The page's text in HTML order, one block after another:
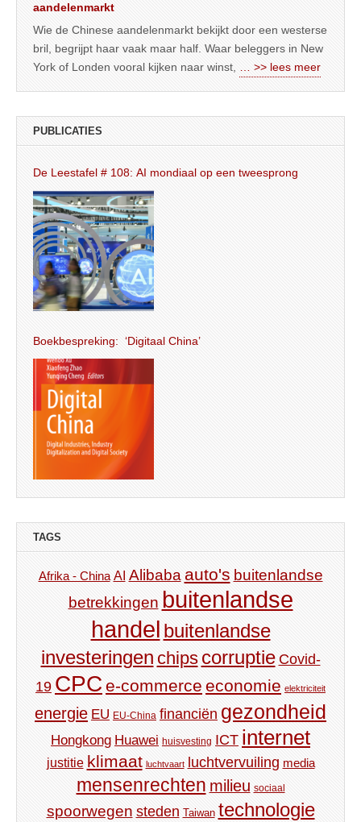
aandelenmarkt
Wie de Chinese aandelenmarkt bekijkt door een westerse
bril, begrijpt haar vaak maar half. Waar beleggers in New
York of Londen vooral kijken naar winst, … >> lees meer
PUBLICATIES
De Leestafel # 108: AI mondiaal op een tweesprong
Boekbespreking: ‘Digitaal China’
TAGS
Afrika - China AI Alibaba auto's buitenlandse
betrekkingen buitenlandse
handel buitenlandse
investeringen chips corruptie Covid-
19 CPC e-commerce economie elektriciteit
energie EU EU-China financiën gezondheid
Hongkong Huawei huisvesting ICT internet
justitie klimaat luchtvaart luchtvervuiling media
mensenrechten milieu sociaal
spoorwegen steden Taiwan technologie